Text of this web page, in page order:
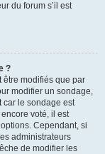
du forum s’il est
?
être modifiés que par
modifier un sondage,
car le sondage est
voté, il est
Cependant, si
administrateurs
de modifier les